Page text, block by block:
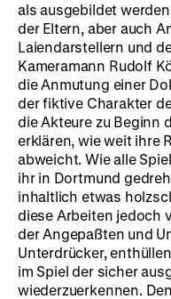
als ausgebildet
der Eltern, aber auch
Laiendarstellern und
Kameramann Rudolf
die Anmutung einer
der fiktive Charakter
die Akteure zu Beginn
erklären, wie weit ihre
abweicht. Wie alle
ihr in Dortmund
inhaltlich etwas
diese Arbeiten jedoch
der Angepaßten und
Unterdrücker,
im Spiel der sicher
wiederzuerkennen.